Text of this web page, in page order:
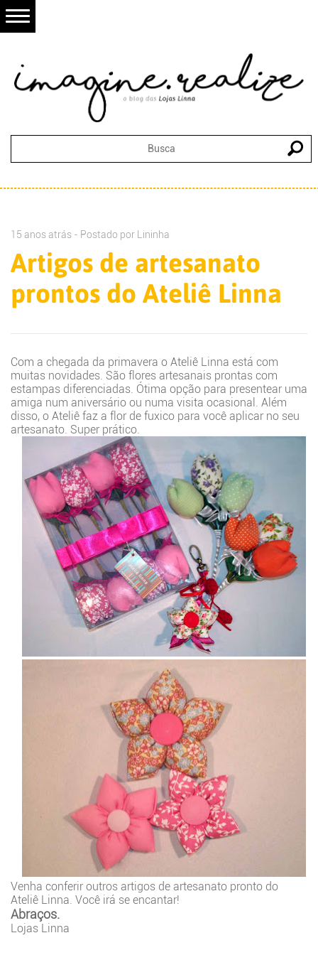
15 anos atrás - Postado por Lininha
Artigos de artesanato
prontos do Ateliê Linna
Com a chegada da primavera o Ateliê Linna está com
muitas novidades. São flores artesanais prontas com
estampas diferenciadas. Ótima opção para presentear uma
amiga num aniversário ou numa visita ocasional. Além
disso, o Ateliê faz a flor de fuxico para você aplicar no seu
artesanato. Super prático.
Venha conferir outros artigos de artesanato pronto do
Ateliê Linna. Você irá se encantar!
Abraços.
Lojas Linna